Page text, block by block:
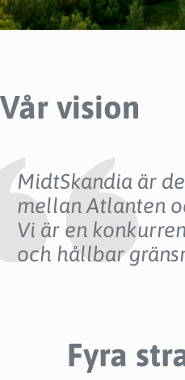
Vår vision
MidtSkandia är
mellan Atlanten
Vi är en
och hållbar
Fyra